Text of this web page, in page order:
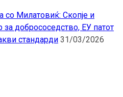
Милатовиќ: Скопје и
добрососедство, ЕУ патот
стандарди 31/03/2026